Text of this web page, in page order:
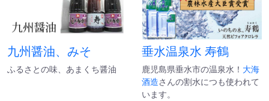
九州醤油、みそ
ふるさとの味、あまくち醤油
垂水温泉水 寿鶴
鹿児島県垂水市の温泉水！ 大海
酒造さんの割水につも使われて
います。